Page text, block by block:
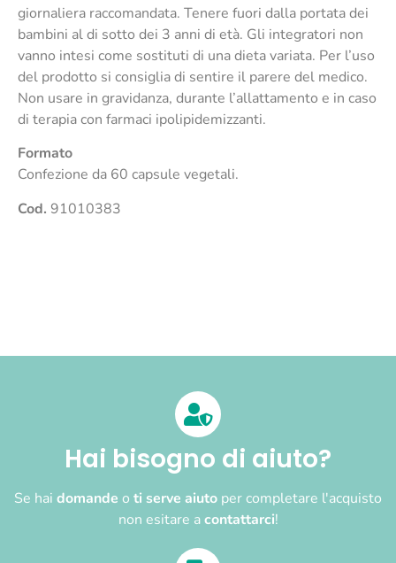
giornaliera raccomandata. Tenere fuori dalla portata dei
bambini al di sotto dei 3 anni di età. Gli integratori non
vanno intesi come sostituti di una dieta variata. Per l’uso
del prodotto si consiglia di sentire il parere del medico.
Non usare in gravidanza, durante l’allattamento e in caso
di terapia con farmaci ipolipidemizzanti.
Formato
Confezione da 60 capsule vegetali.
Cod. 91010383
Hai bisogno di aiuto?
Se hai domande o ti serve aiuto per completare l'acquisto
non esitare acontattarci!